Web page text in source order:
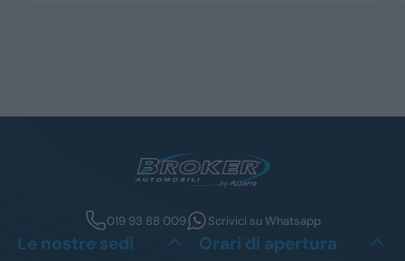
019 93 88 009 Scrivici su Whatsapp
Le nostre sedi
Orari di apertura